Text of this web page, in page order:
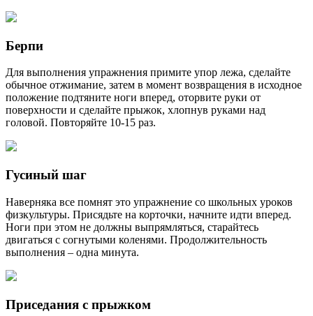
Берпи
Для выполнения упражнения примите упор лежа, сделайте
обычное отжимание, затем в момент возвращения в исходное
положение подтяните ноги вперед, оторвите руки от
поверхности и сделайте прыжок, хлопнув руками над
головой. Повторяйте 10-15 раз.
Гусиный шаг
Наверняка все помнят это упражнение со школьных уроков
физкультуры. Присядьте на корточки, начните идти вперед.
Ноги при этом не должны выпрямляться, старайтесь
двигаться с согнутыми коленями. Продолжительность
выполнения – одна минута.
Приседания с прыжком